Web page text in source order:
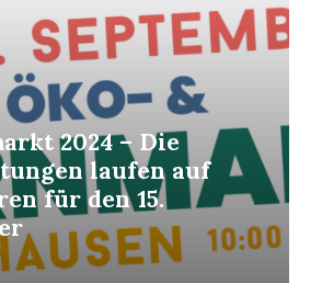
2024 – Die
laufen auf
für den 15.